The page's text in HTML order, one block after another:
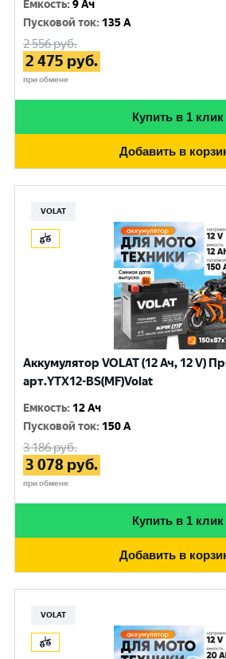
Емкость:9 Ач
Пусковой ток: 135 A
2 556руб.
2 475 руб.
при обмене
Купить в 1 клик
Добавить в
VOLAT
Аккумулятор VOLAT (12 Ач, 12 V)
арт.YTX12-BS(MF)Volat
Емкость: 12 Ач
Пусковой ток: 150 A
3 186руб.
3 078 руб.
при обмене
Купить в 1 клик
Добавить в
VOLAT